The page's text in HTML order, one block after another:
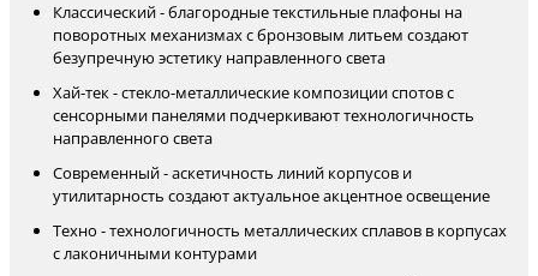
Классический - благородные текстильные плафоны на
поворотных механизмах с бронзовым литьем создают
безупречную эстетику направленного света
Хай-тек - стекло-металлические композиции спотов с
сенсорными панелями подчеркивают технологичность
направленного света
Современный - аскетичность линий корпусов и
утилитарность создают актуальное акцентное освещение
Техно - технологичность металлических сплавов в корпусах
с лаконичными контурами